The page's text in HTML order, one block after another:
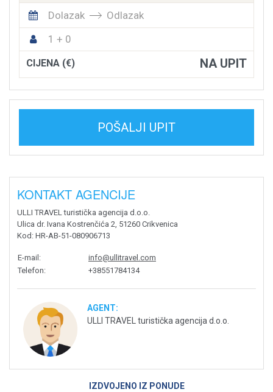
Dolazak
Odlazak
1 + 0
CIJENA (€) NA UPIT
POŠALJI UPIT
KONTAKT AGENCIJE
ULLI TRAVEL turistička agencija d.o.o.
Ulica dr. Ivana Kostrenčića 2, 51260 Crikvenica
Kod : HR-AB-51-080906713
E-mail :
info@ullitravel.com
Telefon: +38551784134
AGENT:
ULLI TRAVEL turistička agencija d.o.o.
IZDVOJENO IZ PONUDE